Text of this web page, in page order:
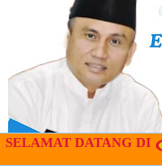
SELAMAT DATANG DI